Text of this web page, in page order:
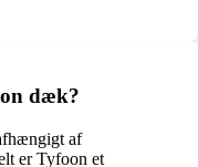
dæk?
af
er Tyfoon et